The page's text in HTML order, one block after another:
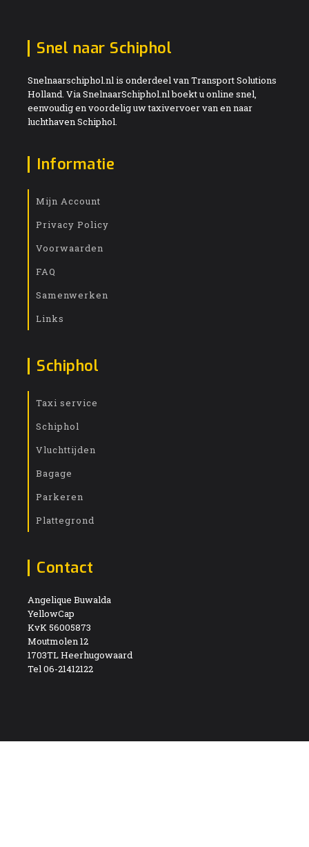
Snel naar Schiphol
Snelnaarschiphol.nl is onderdeel van Transport Solutions
Holland. Via SnelnaarSchiphol.nl boekt u online snel,
eenvoudig en voordelig uw taxivervoer van en naar
luchthaven Schiphol.
Informatie
Mijn Account
Privacy Policy
Voorwaarden
FAQ
Samenwerken
Links
Schiphol
Taxi service
Schiphol
Vluchttijden
Bagage
Parkeren
Plattegrond
Contact
Angelique Buwalda
YellowCap
KvK 56005873
Moutmolen 12
1703TL Heerhugowaard
Tel 06-21412122